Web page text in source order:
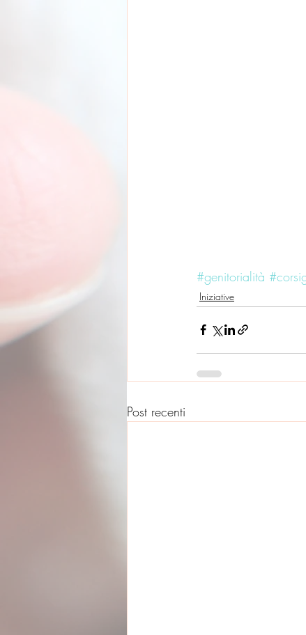
#genitorialità
Iniziative
Post recenti